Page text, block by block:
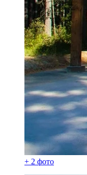
+ 2 фото